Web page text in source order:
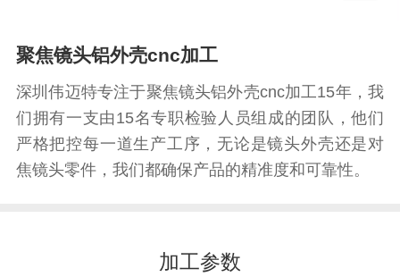
聚焦镜头铝外壳cnc加工
深圳伟迈特专注于聚焦镜头铝外壳cnc加工15年，我
们拥有一支由15名专职检验人员组成的团队，他们
严格把控每一道生产工序，无论是镜头外壳还是对
焦镜头零件，我们都确保产品的精准度和可靠性。
加工参数